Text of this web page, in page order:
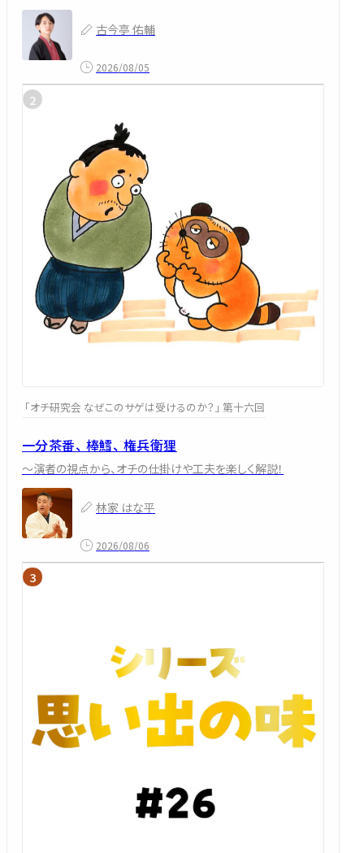
古今亭 佑輔
2026/08/05
「オチ研究会 なぜこのサゲは受けるのか？」 第十六回
一分茶番、 棒鱈、 権兵衛狸
～演者の視点から、オチの仕掛けや工夫を楽しく解説！
林家 はな平
2026/08/06